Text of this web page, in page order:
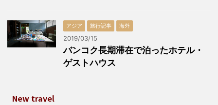
アジア 旅行記事 海外
2019/03/15
バンコク長期滞在で泊ったホテル・
ゲストハウス
New travel